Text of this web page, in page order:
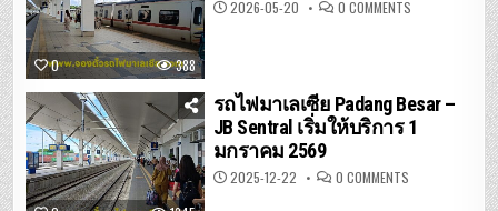
0 388
2026-05-20 0 COMMENTSON
จอง
ซาร์
–
บัต
เต
รถไฟมาเลเซีย Padang Besar –
JB Sentral เริ่มให้บริการ 1
มกราคม 2569
2025-12-22 0 COMMENTSON
รถไฟ